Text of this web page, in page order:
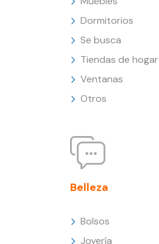
Dormitorios
Se busca
Tiendas de hogar
Ventanas
Otros
Belleza
Bolsos
Joyería